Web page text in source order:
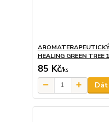
HEALING GREEN TREE
85 Kč/ks